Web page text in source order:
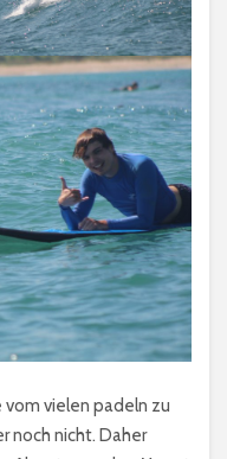
vom vielen padeln zu
noch nicht. Daher